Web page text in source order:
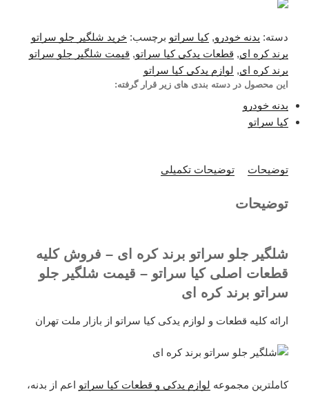
دسته: بدنه خودرو,کیا سراتو برچسب: خرید شلگیر جلو سراتو
برند کره ای, قطعات یدکی کیا سراتو, قیمت شلگیر جلو سراتو
برند کره ای, لوازم یدکی کیا سراتو
این محصول در دسته بندی های زیر قرار گرفته:
بدنه خودرو
کیا سراتو
توضیحات توضیحات تکمیلی
توضیحات
شلگیر جلو سراتو برند کره ای – فروش کلیه
قطعات اصلی کیا سراتو – قیمت شلگیر جلو
سراتو برند کره ای
ارائه کلیه قطعات و لوازم یدکی کیا سراتو از بازار ملت تهران
کاملترین مجموعه لوازم یدکی و قطعات کیا سراتو اعم از بدنه،